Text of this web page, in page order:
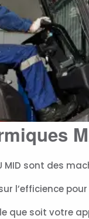
MID sont des
l’efficience
que soit votre